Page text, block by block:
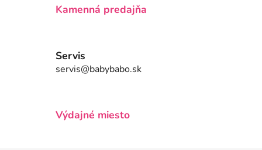
v
p
Kamenná predajňa
Servis
servis@babybabo.sk
Výdajné miesto